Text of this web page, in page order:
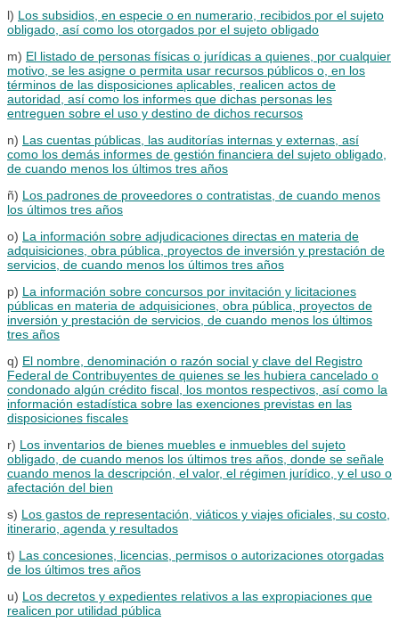
l) Los subsidios, en especie o en numerario, recibidos por el sujeto
obligado, así como los otorgados por el sujeto obligado
m) El listado de personas físicas o jurídicas a quienes, por cualquier
motivo, se les asigne o permita usar recursos públicos o, en los
términos de las disposiciones aplicables, realicen actos de
autoridad, así como los informes que dichas personas les
entreguen sobre el uso y destino de dichos recursos
n) Las cuentas públicas, las auditorías internas y externas, así
como los demás informes de gestión financiera del sujeto obligado,
de cuando menos los últimos tres años
ñ) Los padrones de proveedores o contratistas, de cuando menos
los últimos tres años
o) La información sobre adjudicaciones directas en materia de
adquisiciones, obra pública, proyectos de inversión y prestación de
servicios, de cuando menos los últimos tres años
p) La información sobre concursos por invitación y licitaciones
públicas en materia de adquisiciones, obra pública, proyectos de
inversión y prestación de servicios, de cuando menos los últimos
tres años
q) El nombre, denominación o razón social y clave del Registro
Federal de Contribuyentes de quienes se les hubiera cancelado o
condonado algún crédito fiscal, los montos respectivos, así como la
información estadística sobre las exenciones previstas en las
disposiciones fiscales
r) Los inventarios de bienes muebles e inmuebles del sujeto
obligado, de cuando menos los últimos tres años, donde se señale
cuando menos la descripción, el valor, el régimen jurídico, y el uso o
afectación del bien
s) Los gastos de representación, viáticos y viajes oficiales, su costo,
itinerario, agenda y resultados
t) Las concesiones, licencias, permisos o autorizaciones otorgadas
de los últimos tres años
u) Los decretos y expedientes relativos a las expropiaciones que
realicen por utilidad pública